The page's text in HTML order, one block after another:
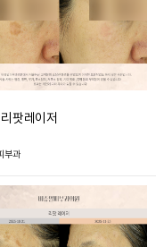
팟레이저
부과